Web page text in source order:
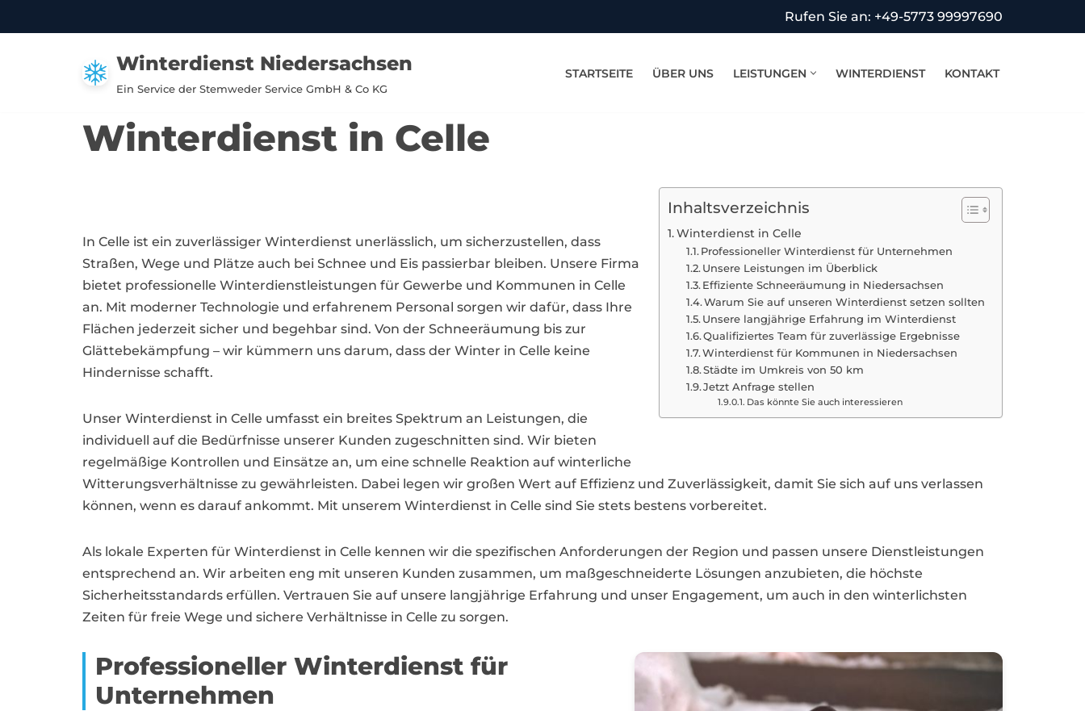
Rufen Sie an: +49-5773 99997690
Winterdienst Niedersachsen
Ein Service der Stemweder Service GmbH & Co KG
STARTSEITE ÜBER UNS LEISTUNGEN WINTERDIENST KONTAKT
Winterdienst in Celle
Inhaltsverzeichnis
Winterdienst in Celle
Professioneller Winterdienst für Unternehmen
Unsere Leistungen im Überblick
Effiziente Schneeräumung in Niedersachsen
Warum Sie auf unseren Winterdienst setzen sollten
Unsere langjährige Erfahrung im Winterdienst
Qualifiziertes Team für zuverlässige Ergebnisse
Winterdienst für Kommunen in Niedersachsen
Städte im Umkreis von 50 km
Jetzt Anfrage stellen
Das könnte Sie auch interessieren
In Celle ist ein zuverlässiger Winterdienst unerlässlich, um sicherzustellen, dass
Straßen, Wege und Plätze auch bei Schnee und Eis passierbar bleiben. Unsere Firma
bietet professionelle Winterdienstleistungen für Gewerbe und Kommunen in Celle
an. Mit moderner Technologie und erfahrenem Personal sorgen wir dafür, dass Ihre
Flächen jederzeit sicher und begehbar sind. Von der Schneeräumung bis zur
Glättebekämpfung – wir kümmern uns darum, dass der Winter in Celle keine
Hindernisse schafft.
Unser Winterdienst in Celle umfasst ein breites Spektrum an Leistungen, die
individuell auf die Bedürfnisse unserer Kunden zugeschnitten sind. Wir bieten
regelmäßige Kontrollen und Einsätze an, um eine schnelle Reaktion auf winterliche
Witterungsverhältnisse zu gewährleisten. Dabei legen wir großen Wert auf Effizienz und Zuverlässigkeit, damit Sie sich auf uns verlassen
können, wenn es darauf ankommt. Mit unserem Winterdienst in Celle sind Sie stets bestens vorbereitet.
Als lokale Experten für Winterdienst in Celle kennen wir die spezifischen Anforderungen der Region und passen unsere Dienstleistungen
entsprechend an. Wir arbeiten eng mit unseren Kunden zusammen, um maßgeschneiderte Lösungen anzubieten, die höchste
Sicherheitsstandards erfüllen. Vertrauen Sie auf unsere langjährige Erfahrung und unser Engagement, um auch in den winterlichsten
Zeiten für freie Wege und sichere Verhältnisse in Celle zu sorgen.
Professioneller Winterdienst für
Unternehmen